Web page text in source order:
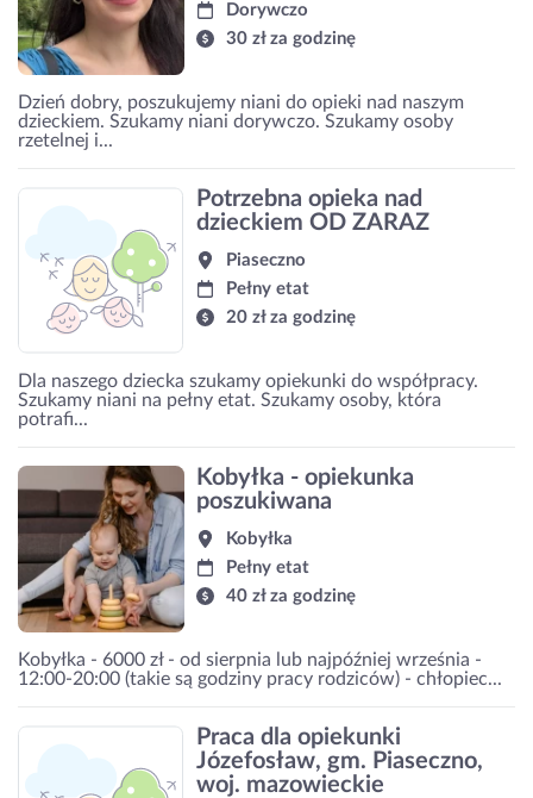
Dorywczo
30 zł za godzinę
Dzień dobry, poszukujemy niani do opieki nad naszym
dzieckiem. Szukamy niani dorywczo. Szukamy osoby
rzetelnej i...
Potrzebna opieka nad
dzieckiem OD ZARAZ
Piaseczno
Pełny etat
20 zł za godzinę
Dla naszego dziecka szukamy opiekunki do współpracy.
Szukamy niani na pełny etat. Szukamy osoby, która
potrafi...
Kobyłka - opiekunka
poszukiwana
Kobyłka
Pełny etat
40 zł za godzinę
Kobyłka - 6000 zł - od sierpnia lub najpóźniej września -
12:00-20:00 (takie są godziny pracy rodziców) - chłopiec...
Praca dla opiekunki
Józefosław, gm. Piaseczno,
woj. mazowieckie